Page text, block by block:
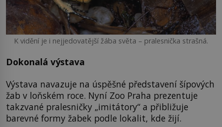
K vidění je i nejjedovatější žába světa – pralesnička strašná.
Dokonalá výstava
Výstava navazuje na úspěšné představení šípových
žab v loňském roce. Nyní Zoo Praha prezentuje
takzvané pralesničky „imitátory“ a přibližuje
barevné formy žabek podle lokalit, kde žijí.